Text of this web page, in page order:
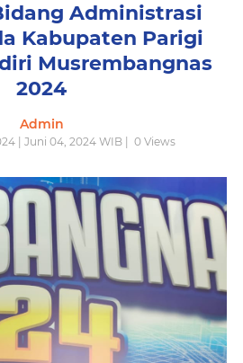
Administrasi
Kabupaten Parigi
Musrembangnas
2024
Admin
| Juni 04, 2024 WIB | 0 Views